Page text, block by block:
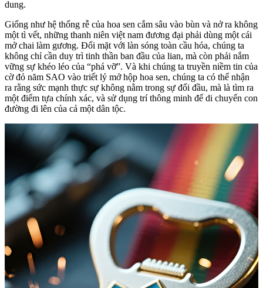
dung.
Giống như hệ thống rễ của hoa sen cắm sâu vào bùn và nở ra không
một tì vết, những thanh niên việt nam đương đại phải dùng một cái
mở chai làm gương. Đối mặt với làn sóng toàn cầu hóa, chúng ta
không chỉ cần duy trì tinh thần ban đầu của lian, mà còn phải nắm
vững sự khéo léo của “phá vỡ”. Và khi chúng ta truyền niềm tin của
cờ đỏ năm SAO vào triết lý mở hộp hoa sen, chúng ta có thể nhận
ra rằng sức mạnh thực sự không nằm trong sự đối đầu, mà là tìm ra
một điểm tựa chính xác, và sử dụng trí thông minh để di chuyển con
đường đi lên của cả một dân tộc.